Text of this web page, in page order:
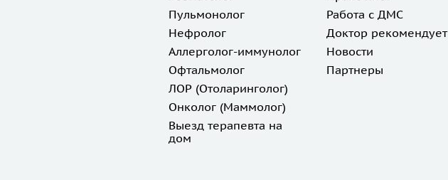
Пульмонолог
Нефролог
Аллерголог-иммунолог
Офтальмолог
ЛОР (Отоларинголог)
Онколог (Маммолог)
Выезд терапевта на
дом
Работа с ДМС
Доктор рекомендует
Новости
Партнеры